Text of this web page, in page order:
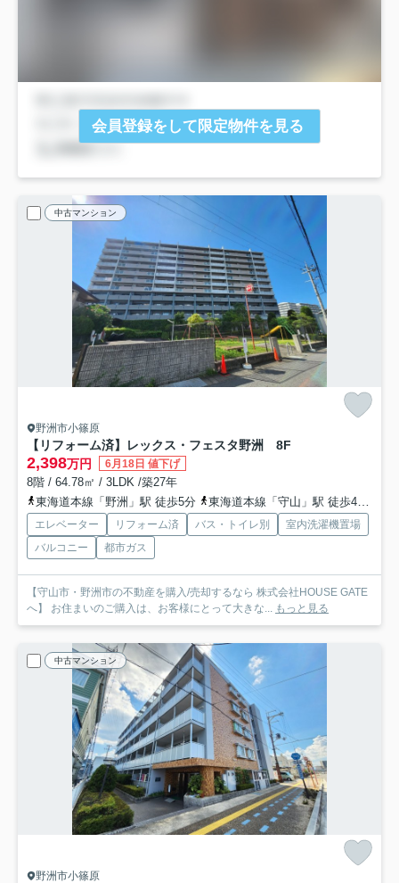
会員登録をして限定物件を見る
中古マンション
野洲市小篠原
【リフォーム済】レックス・フェスタ野洲 8F
2,398万円 6月18日 値下げ
8階 / 64.78㎡ / 3LDK /築27年
東海道本線「野洲」駅 徒歩5分
東海道本線「守山」駅 徒歩49分車9分 4.5km
エレベーター リフォーム済 バス・トイレ別
室内洗濯機置場
バルコニー
都市ガス
【守山市・野洲市の不動産を購入/売却するなら 株式会社HOUSE GATE
へ】 お住まいのご購入は、お客様にとって大きな... もっと見る
中古マンション
野洲市小篠原